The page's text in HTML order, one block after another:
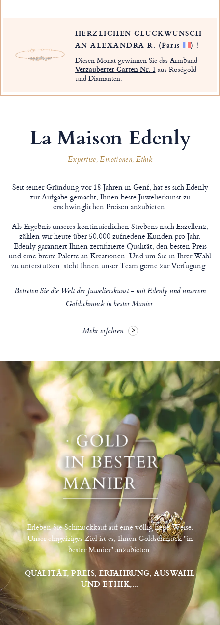
HERZLICHEN GLÜCKWUNSCH
AN ALEXANDRA R. (Paris ) !
Diesen Monat gewinnen Sie das Armband
Verzauberter Garten Nr. 1 aus Roségold
und Diamanten.
La Maison Edenly
Expertise, Emotionen, Ethik
Seit seiner Gründung vor 18 Jahren in Genf, hat es sich Edenly
zur Aufgabe gemacht, Ihnen beste Juwelierkunst zu
erschwinglichen Preisen anzubieten.
Als Ergebnis unseres kontinuierlichen Strebens nach Exzellenz,
zählen wir heute über 50.000 zufriedene Kunden pro Jahr.
Edenly garantiert Ihnen zertifizierte Qualität, den besten Preis
und eine breite Palette an Kreationen. Und um Sie in Ihrer Wahl
zu unterstützen, steht Ihnen unser Team gerne zur Verfügung..
Betreten Sie die Welt der Juwelierskunst - mit Edenly und unserem
Goldschmuck in bester Manier.
Mehr erfahren
Erleben Sie Schmuckkauf auf eine völlig neue Weise.
Unser ehrgeiziges Ziel ist es, Ihnen Goldschmuck "in
bester Manier" anzubieten:
QUALITÄT, PREIS, ERFAHRUNG, AUSWAHL
UND ETHIK,...